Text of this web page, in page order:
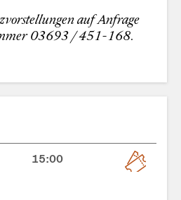
auf Anfrage
03693 / 451-168.
15:00